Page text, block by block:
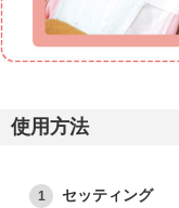
使用方法
セッティング